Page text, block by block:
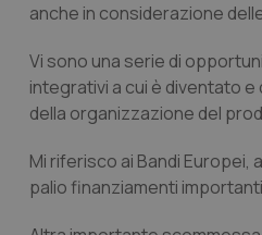
anche in considerazione
Vi sono una serie di
integrativi a cui è diventato
della organizzazione del
Mi riferisco ai Bandi Europei,
palio finanziamenti